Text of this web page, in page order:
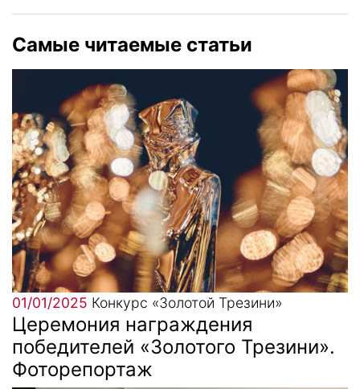
Самые читаемые статьи
01/01/2025 Конкурс «Золотой Трезини»
Церемония награждения
победителей «Золотого Трезини».
Фоторепортаж